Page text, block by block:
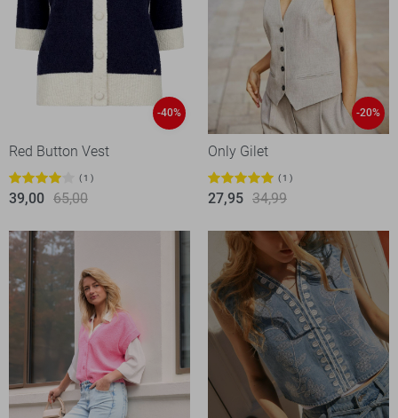
-40%
Red Button Vest
1
39,00 65,00
-20%
Only Gilet
1
27,95 34,99